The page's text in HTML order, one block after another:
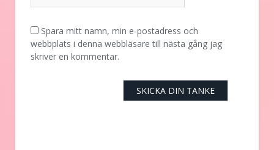
Spara mitt namn, min e-postadress och
webbplats i denna webbläsare till nästa gång jag
skriver en kommentar.